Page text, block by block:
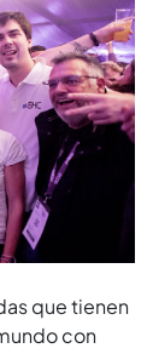
que tienen
con